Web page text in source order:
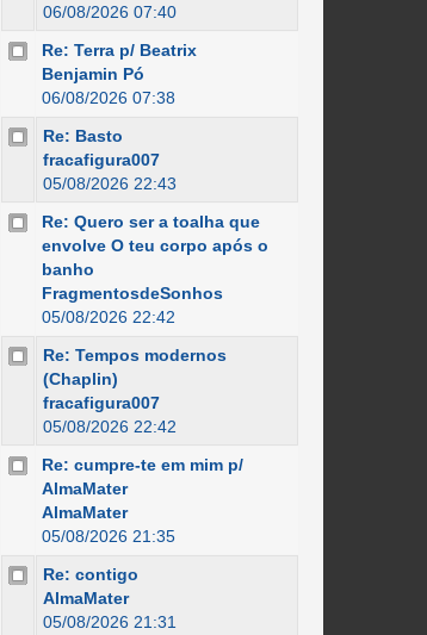
06/08/2026 07:40
Re: Terra p/ Beatrix
Benjamin Pó
06/08/2026 07:38
Re: Basto
fracafigura007
05/08/2026 22:43
Re: Quero ser a toalha que
envolve O teu corpo após o
banho
FragmentosdeSonhos
05/08/2026 22:42
Re: Tempos modernos
(Chaplin)
fracafigura007
05/08/2026 22:42
Re: cumpre-te em mim p/
AlmaMater
AlmaMater
05/08/2026 21:35
Re: contigo
AlmaMater
05/08/2026 21:31